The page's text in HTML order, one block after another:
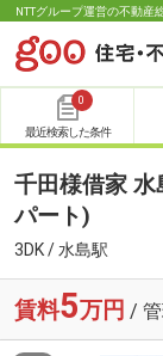
NTTグループ運営の不動産
0
最近検索した条件
千田様借家
パート)
3DK / 水島駅
賃料5万円 /